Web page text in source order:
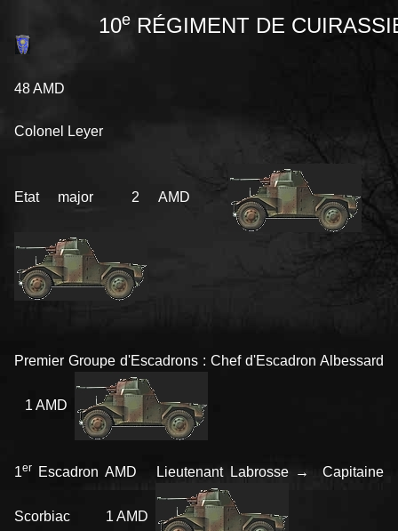
10e RÉGIMENT DE
48 AMD
Colonel Leyer
Etat major 2 AMD
Premier Groupe d'Escadrons : Chef d'Escadron Albessard
1 AMD
1er Escadron AMD Lieutenant Labrosse → Capitaine
Scorbiac 1 AMD